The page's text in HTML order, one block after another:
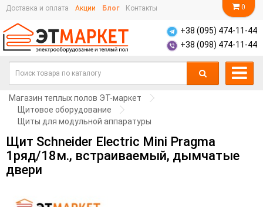
0
Доставка и оплата Акции Блог Контакты
+38 (095) 474-11-44
+38 (098) 474-11-44
Магазин теплых полов ЭТ-маркет
Щитовое оборудование
Щиты для модульной аппаратуры
Щит Schneider Electric Mini Pragma
1ряд/18м., встраиваемый, дымчатые
двери